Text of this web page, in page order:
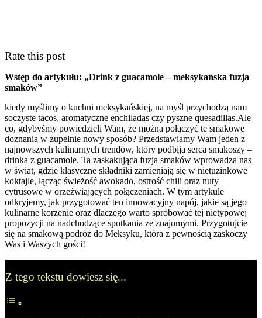
Rate this post
Wstęp do artykułu: „Drink z ⁢guacamole ‍–⁤ meksykańska fuzja
smaków”
kiedy myślimy⁣ o⁤ kuchni meksykańskiej, ‌na ‍myśl przychodzą nam
soczyste tacos, aromatyczne enchiladas czy ‍pyszne quesadillas.Ale
co, gdybyśmy powiedzieli Wam, że‍ można połączyć te smakowe
doznania w zupełnie⁤ nowy sposób? Przedstawiamy Wam​ jeden ‌z
najnowszych kulinarnych​ trendów, który podbija serca smakoszy –
drinka ‍z guacamole. Ta⁣ zaskakująca fuzja‍ smaków wprowadza‍ nas
w⁢ świat, gdzie klasyczne składniki‍ zamieniają się w nietuzinkowe⁢
koktajle, łącząc ⁢świeżość awokado, ostrość ‌chili ⁤oraz⁢ nuty
cytrusowe w orzeźwiających ​połączeniach. ⁣W tym artykule⁣
odkryjemy, jak⁢ przygotować ‌ten ​innowacyjny napój, ⁣jakie są jego
kulinarne korzenie oraz dlaczego warto spróbować tej nietypowej
propozycji na nadchodzące spotkania ze ‍znajomymi. Przygotujcie
się na ⁢smakową podróż‌ do Meksyku, która z‍ pewnością zaskoczy‍
Was i Waszych gości!
Z tego tekstu dowiesz się...